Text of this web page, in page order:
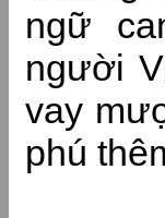
ngữ
người
vay
phú